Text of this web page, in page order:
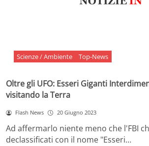
Scienze / Ambiente Top-News
Oltre gli UFO: Esseri Giganti
visitando la Terra
Flash News 20 Giugno 2023
Ad affermarlo niente meno che l'FBI
declassificati con il nome "Esseri…